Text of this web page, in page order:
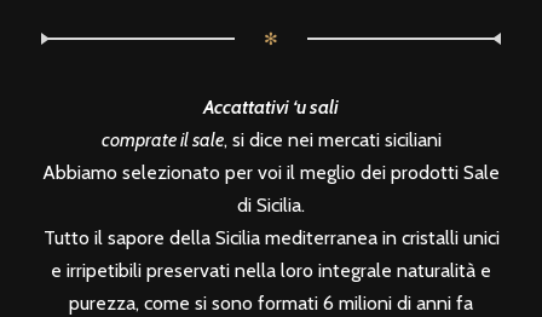
✻
Accattativi ‘u sali
comprate il sale, si dice nei mercati siciliani
Abbiamo selezionato per voi il meglio dei prodotti Sale
di Sicilia.
Tutto il sapore della Sicilia mediterranea in cristalli unici
e irripetibili preservati nella loro integrale naturalità e
purezza, come si sono formati 6 milioni di anni fa